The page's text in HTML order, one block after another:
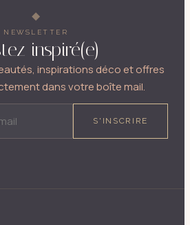
NEWSLETTER
inspiré(e)
inspirations déco et offres
dans votre boîte mail.
S'INSCRIRE